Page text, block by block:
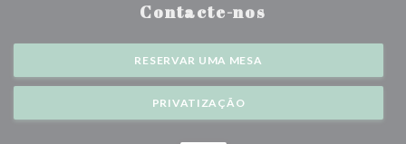
Contacte-nos
RESERVAR UMA MESA
PRIVATIZAÇÃO